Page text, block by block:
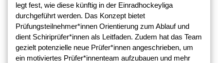
legt fest, wie diese künftig in der Einradhockeyliga
durchgeführt werden. Das Konzept bietet
Prüfungsteilnehmer*innen Orientierung zum Ablauf und
dient Schiriprüfer*innen als Leitfaden. Zudem hat das Team
gezielt potenzielle neue Prüfer*innen angeschrieben, um
ein motiviertes Prüfer*innenteam aufzubauen und mehr